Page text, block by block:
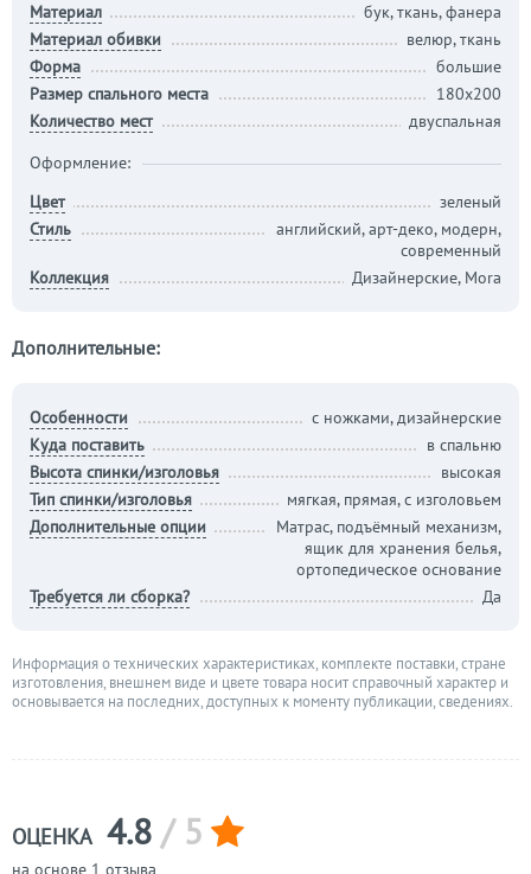
Материал
бук, ткань, фанера
Материал обивки
велюр, ткань
Форма
большие
Размер спального места
180х200
Количество мест
двуспальная
Оформление:
Цвет
зеленый
Стиль
английский, арт-деко, модерн,
современный
Коллекция
Дизайнерские, Mora
Дополнительные:
Особенности
с ножками, дизайнерские
Куда поставить
в спальню
Высота спинки/изголовья
высокая
Тип спинки/изголовья
мягкая, прямая, с изголовьем
Дополнительные опции
Матрас, подъёмный механизм,
ящик для хранения белья,
ортопедическое основание
Требуется ли сборка?
Да
Информация о технических характеристиках, комплекте поставки, стране
изготовления, внешнем виде и цвете товара носит справочный характер и
основывается на последних, доступных к моменту публикации, сведениях.
ОЦЕНКА 4.8 / 5
на основе 1 отзыва